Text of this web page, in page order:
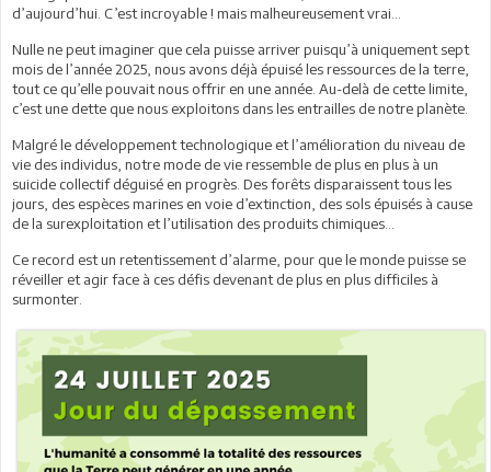
d’aujourd’hui. C’est incroyable ! mais malheureusement vrai…
Nulle ne peut imaginer que cela puisse arriver puisqu’à uniquement sept
mois de l’année 2025, nous avons déjà épuisé les ressources de la terre,
tout ce qu’elle pouvait nous offrir en une année. Au-delà de cette limite,
c’est une dette que nous exploitons dans les entrailles de notre planète.
Malgré le développement technologique et l’amélioration du niveau de
vie des individus, notre mode de vie ressemble de plus en plus à un
suicide collectif déguisé en progrès. Des forêts disparaissent tous les
jours, des espèces marines en voie d’extinction, des sols épuisés à cause
de la surexploitation et l’utilisation des produits chimiques…
Ce record est un retentissement d’alarme, pour que le monde puisse se
réveiller et agir face à ces défis devenant de plus en plus difficiles à
surmonter.